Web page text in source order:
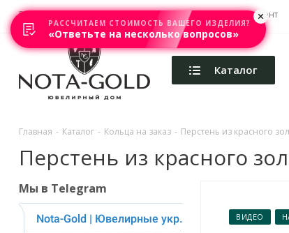
Главная Акции Каталоги Изготовление Ремонт
Каталог
Главная - Каталог - Кольца на заказ - Перстень из красного
Перстень из красного
ВИДЕО
Мы в Telegram
РАССЧИТАЕМ СТОИМОСТЬ ВАШЕГО ИЗДЕЛИЯ?
«Ответьте на несколько вопросов»